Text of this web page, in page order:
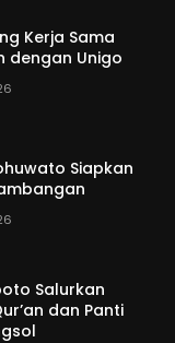
Kerja Sama
dengan Unigo
Siapkan
Salurkan
dan Panti